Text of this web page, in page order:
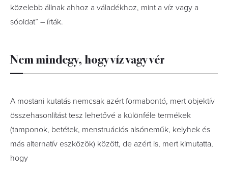
közelebb állnak ahhoz a váladékhoz, mint a víz vagy a
sóoldat” – írták.
Nem mindegy, hogy víz vagy vér
A mostani kutatás nemcsak azért formabontó, mert objektív
összehasonlítást tesz lehetővé a különféle termékek
(tamponok, betétek, menstruációs alsóneműk, kelyhek és
más alternatív eszközök) között, de azért is, mert kimutatta,
hogy